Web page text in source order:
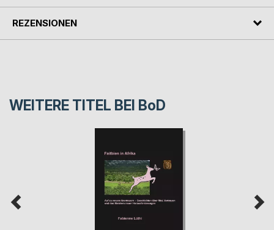
REZENSIONEN
WEITERE TITEL BEI BoD